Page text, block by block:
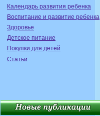
Календарь развития ребенка
Воспитание и развитие ребенка
Здоровье
Детское питание
Покупки для детей
Статьи